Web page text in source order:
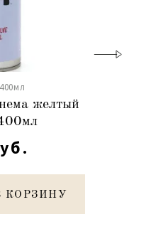
желтый
КОРЗИНУ